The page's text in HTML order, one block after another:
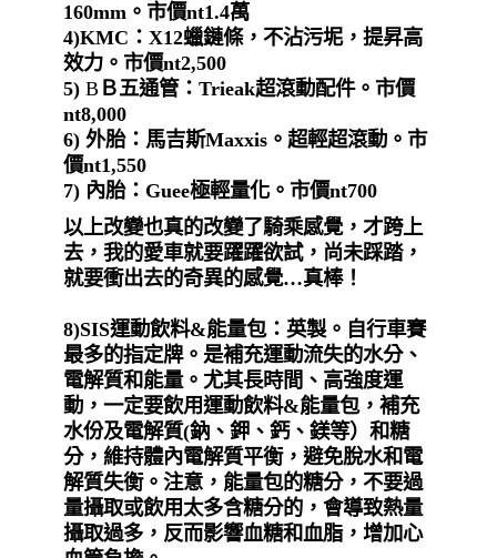
160mm。市價nt1.4萬
4)KMC：X12蠟鏈條，不沾污坭，提昇高
效力。市價nt2,500
5)BＢ五通管： Trieak超滾動配件。市價
nt8,000
6) 外胎：馬吉斯Maxxis。超輕超滾動。市
價nt1,550
7) 內胎：Guee極輕量化。市價nt700
以上改變也真的改變了騎乘感覺，才跨上
去，我的愛車就要躍躍欲試，尚未踩踏，
就要衝出去的奇異的感覺…真棒！
8)SIS運動飲料&能量包：英製。自行車賽
最多的指定牌。是補充運動流失的水分、
電解質和能量。尤其長時間、高強度運
動，一定要飲用運動飲料&能量包，補充
水份及電解質(鈉、鉀、鈣、鎂等）和糖
分，維持體內電解質平衡，避免脫水和電
解質失衡。注意，能量包的糖分，不要過
量攝取或飲用太多含糖分的，會導致熱量
攝取過多，反而影響血糖和血脂，增加心